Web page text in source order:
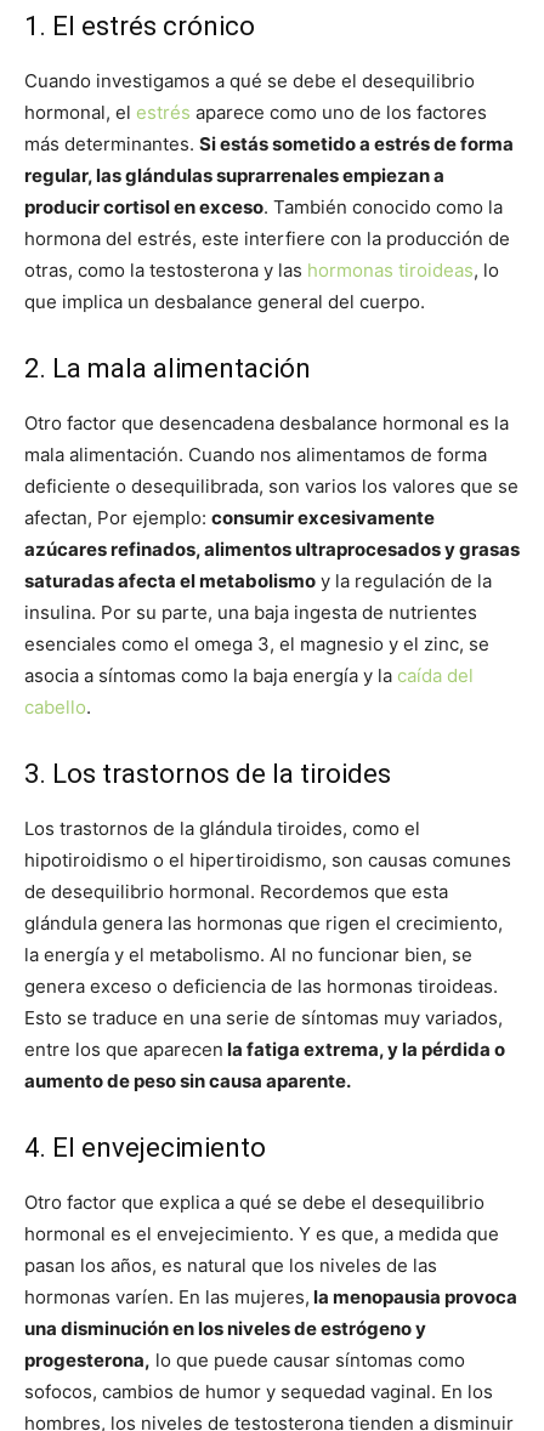
1. El estrés crónico
Cuando investigamos a qué se debe el desequilibrio
hormonal, el estrés aparece como uno de los factores
más determinantes. Si estás sometido a estrés de forma
regular, las glándulas suprarrenales empiezan a
producir cortisol en exceso. También conocido como la
hormona del estrés, este interfiere con la producción de
otras, como la testosterona y las hormonas tiroideas, lo
que implica un desbalance general del cuerpo.
2. La mala alimentación
Otro factor que desencadena desbalance hormonal es la
mala alimentación. Cuando nos alimentamos de forma
deficiente o desequilibrada, son varios los valores que se
afectan, Por ejemplo: consumir excesivamente
azúcares refinados, alimentos ultraprocesados y grasas
saturadas afecta el metabolismo y la regulación de la
insulina. Por su parte, una baja ingesta de nutrientes
esenciales como el omega 3, el magnesio y el zinc, se
asocia a síntomas como la baja energía y la caída del
cabello.
3. Los trastornos de la tiroides
Los trastornos de la glándula tiroides, como el
hipotiroidismo o el hipertiroidismo, son causas comunes
de desequilibrio hormonal. Recordemos que esta
glándula genera las hormonas que rigen el crecimiento,
la energía y el metabolismo. Al no funcionar bien, se
genera exceso o deficiencia de las hormonas tiroideas.
Esto se traduce en una serie de síntomas muy variados,
entre los que aparecen la fatiga extrema, y la pérdida o
aumento de peso sin causa aparente.
4. El envejecimiento
Otro factor que explica a qué se debe el desequilibrio
hormonal es el envejecimiento. Y es que, a medida que
pasan los años, es natural que los niveles de las
hormonas varíen. En las mujeres, la menopausia provoca
una disminución en los niveles de estrógeno y
progesterona, lo que puede causar síntomas como
sofocos, cambios de humor y sequedad vaginal. En los
hombres, los niveles de testosterona tienden a disminuir